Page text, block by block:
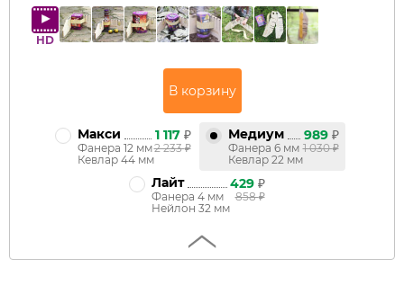
HD
Макси
Фанера 12 мм
Кевлар 44 мм
1 117₽
2 233₽
Медиум
Фанера 6 мм
Кевлар 22 мм
989₽
1 030₽
Лайт
Фанера 4 мм
Нейлон 32 мм
429₽
858₽